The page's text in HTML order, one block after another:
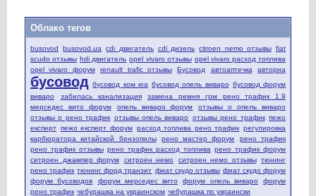
Облако тегов
busovod busovod.ua cdi двигатель cdi дизель citroen nemo отзывы fiat
scudo отзывы hdi двигатель opel vivaro отзывы opel vivaro расход топлива
opel vivaro форум
renault trafic отзывы Бусовод автоаптечка авториа
бусовод бусовод ком юа бусовод опель виваро бусовод форум
виваро
забилась канализация
замена ремня грм рено трафик 1.9
мерседес вито форум
опель виваро форум
отзывы о опель виваро
отзывы о рено трафик отзывы опель виваро отзывы рено трафик пежо
експерт пежо експерт форум расход топлива рено трафик регулировка
карбюратора китайской бензопилы
рено мастер форум
рено трафик
рено трафик отзывы рено трафик расход топлива рено трафик форум
ситроен джампер форум
ситроен немо ситроен немо отзывы тюнинг
рено трафик тюнинг форд транзит фиат скудо отзывы фиат скудо форум
форум бусоводов
форум мерседес вито форум опель виваро
форум
рено трафик чебурашка на украинском чебурашка по украински